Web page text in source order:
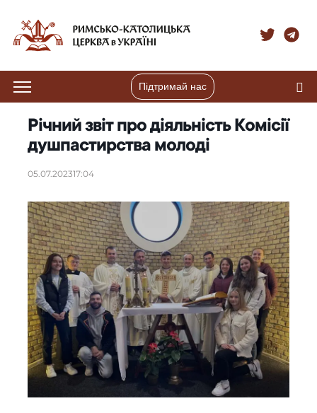
Підтримай нас
Річний звіт про діяльність Комісії
душпастирства молоді
05.07.202317:04